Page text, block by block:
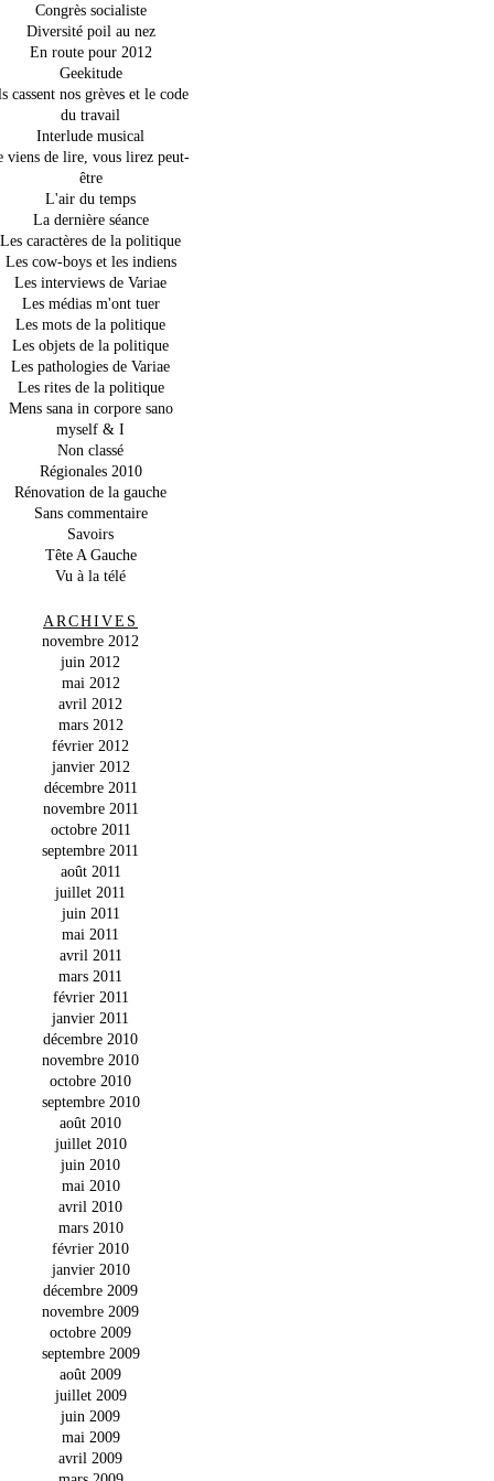
Congrès socialiste
Diversité poil au nez
En route pour 2012
Geekitude
cassent nos grèves et le code
du travail
Interlude musical
viens de lire, vous lirez peut-
être
L'air du temps
La dernière séance
Les caractères de la politique
Les cow-boys et les indiens
Les interviews de Variae
Les médias m'ont tuer
Les mots de la politique
Les objets de la politique
Les pathologies de Variae
Les rites de la politique
Mens sana in corpore sano
myself & I
Non classé
Régionales 2010
Rénovation de la gauche
Sans commentaire
Savoirs
Tête A Gauche
Vu à la télé
ARCHIVES
novembre 2012
juin 2012
mai 2012
avril 2012
mars 2012
février 2012
janvier 2012
décembre 2011
novembre 2011
octobre 2011
septembre 2011
août 2011
juillet 2011
juin 2011
mai 2011
avril 2011
mars 2011
février 2011
janvier 2011
décembre 2010
novembre 2010
octobre 2010
septembre 2010
août 2010
juillet 2010
juin 2010
mai 2010
avril 2010
mars 2010
février 2010
janvier 2010
décembre 2009
novembre 2009
octobre 2009
septembre 2009
août 2009
juillet 2009
juin 2009
mai 2009
avril 2009